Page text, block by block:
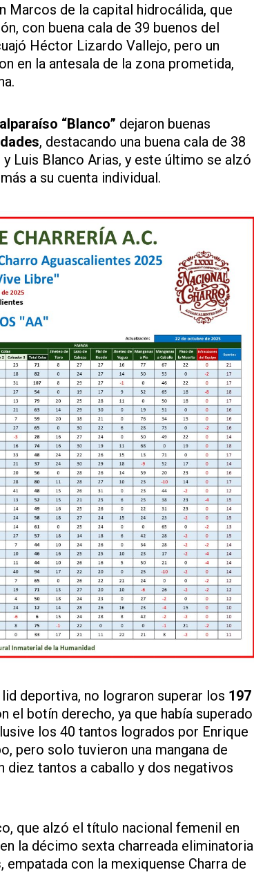
Marcos de la capital hidrocálida, que
con buena cala de 39 buenos del
Héctor Lizardo Vallejo, pero un
en la antesala de la zona prometida,
“Blanco” dejaron buenas
, destacando una buena cala de 38
Luis Blanco Arias, y este último se alzó
a su cuenta individual.
deportiva, no lograron superar los 197
el botín derecho, ya que había superado
los 40 tantos logrados por Enrique
pero solo tuvieron una mangana de
diez tantos a caballo y dos negativos
que alzó el título nacional femenil en
la décimo sexta charreada eliminatoria
, empatada con la mexiquense Charra de